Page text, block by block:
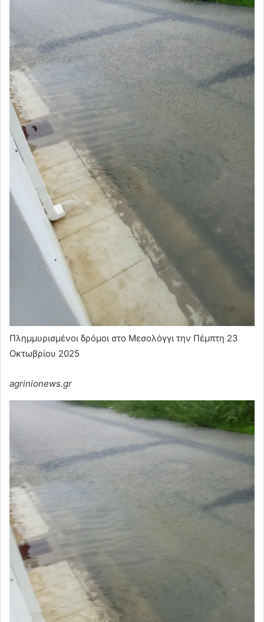
Πλημμυρισμένοι δρόμοι στο Μεσολόγγι την Πέμπτη 23
Οκτωβρίου 2025
agrinionews.gr